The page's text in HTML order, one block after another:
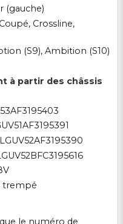
(gauche)
Crossline,
(S9), Ambition (S10)
à partir des châssis
trempé
le numéro de